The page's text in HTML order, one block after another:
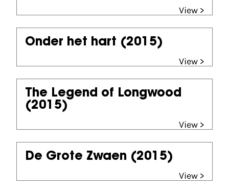
View >
Onder het hart (2015)
View >
The Legend of Longwood
(2015)
View >
De Grote Zwaen (2015)
View >